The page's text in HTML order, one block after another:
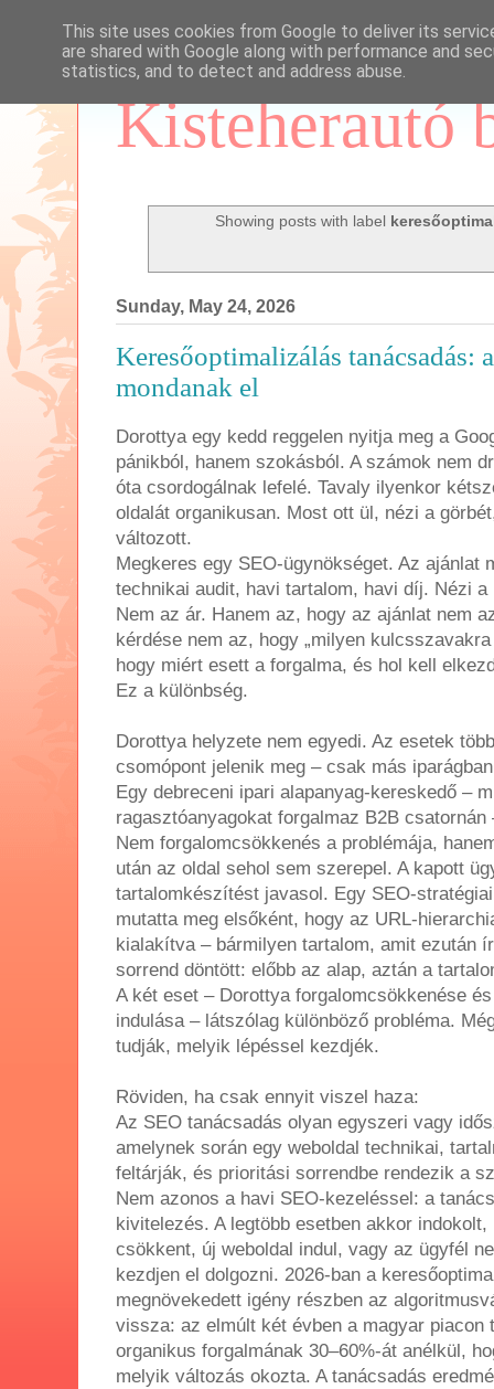
Kisteherautó
Showing posts with label
Sunday, May 24, 2026
Keresőoptimalizálás tanácsadás:
mondanak el
Dorottya egy kedd reggelen nyitja meg a
pánikból, hanem szokásból. A számok nem
óta csordogálnak lefelé. Tavaly ilyenkor
oldalát organikusan. Most ott ül, nézi a
változott.
Megkeres egy SEO-ügynökséget. Az ajánlat
technikai audit, havi tartalom, havi díj. Nézi
Nem az ár. Hanem az, hogy az ajánlat nem
kérdése nem az, hogy „milyen
hogy miért esett a forgalma, és hol kell
Ez a különbség.
Dorottya helyzete nem egyedi. Az esetek
csomópont jelenik meg – csak más
Egy debreceni ipari alapanyag-kereskedő –
ragasztóanyagokat forgalmaz B2B
Nem forgalomcsökkenés a problémája,
után az oldal sehol sem szerepel. A kapott
tartalomkészítést javasol. Egy SEO-
mutatta meg elsőként, hogy az URL-
kialakítva – bármilyen tartalom, amit ezután
sorrend döntött: előbb az alap, aztán a
A két eset – Dorottya forgalomcsökkenése
indulása – látszólag különböző probléma.
tudják, melyik lépéssel kezdjék.
Röviden, ha csak ennyit viszel haza:
Az SEO tanácsadás olyan egyszeri vagy
amelynek során egy weboldal technikai,
feltárják, és prioritási sorrendbe rendezik a
Nem azonos a havi SEO-kezeléssel: a
kivitelezés. A legtöbb esetben akkor
csökkent, új weboldal indul, vagy az ügyfél
kezdjen el dolgozni. 2026-ban a
megnövekedett igény részben az
vissza: az elmúlt két évben a magyar
organikus forgalmának 30–60%-át anélkül,
melyik változás okozta. A tanácsadás
This site uses cookies from Google to deliver its
are shared with Google along with performance and
statistics, and to detect and address abuse.